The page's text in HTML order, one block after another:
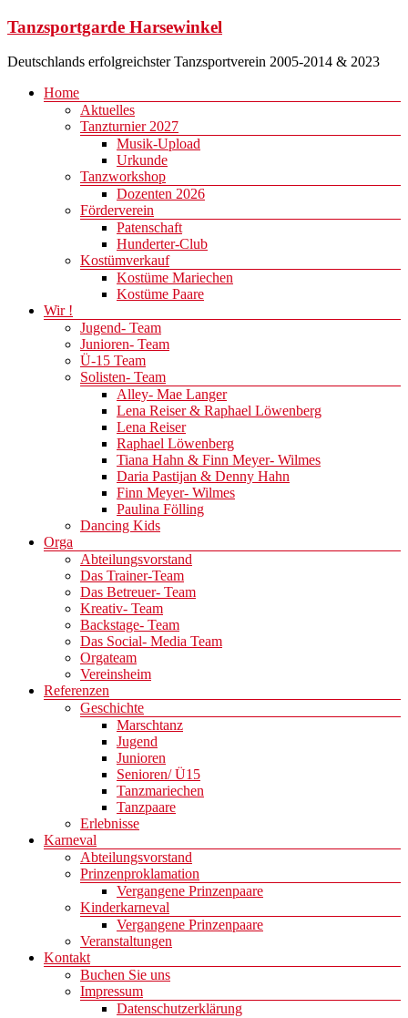
Zum
springen
Tanzsportgarde Harsewinkel
Deutschlands erfolgreichster Tanzsportverein 2005-2014 & 2023
Menü
Home
Aktuelles
Tanzturnier 2027
Musik-Upload
Urkunde
Tanzworkshop
Dozenten 2026
Förderverein
Patenschaft
Hunderter-Club
Kostümverkauf
Kostüme Mariechen
Kostüme Paare
Wir !
Jugend- Team
Junioren- Team
Ü-15 Team
Solisten- Team
Alley- Mae Langer
Lena Reiser & Raphael Löwenberg
Lena Reiser
Raphael Löwenberg
Tiana Hahn & Finn Meyer- Wilmes
Daria Pastijan & Denny Hahn
Finn Meyer- Wilmes
Paulina Fölling
Dancing Kids
Orga
Abteilungsvorstand
Das Trainer-Team
Das Betreuer- Team
Kreativ- Team
Backstage- Team
Das Social- Media Team
Orgateam
Vereinsheim
Referenzen
Geschichte
Marschtanz
Jugend
Junioren
Senioren/ Ü15
Tanzmariechen
Tanzpaare
Erlebnisse
Karneval
Abteilungsvorstand
Prinzenproklamation
Vergangene Prinzenpaare
Kinderkarneval
Vergangene Prinzenpaare
Veranstaltungen
Kontakt
Buchen Sie uns
Impressum
Datenschutzerklärung